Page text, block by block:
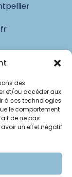
des
et/ou accéder aux
à ces technologies
le comportement
de ne pas
un effet négatif